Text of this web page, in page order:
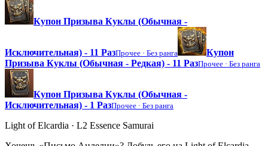
Купон Призыва Куклы (Обычная -
Исключительная) - 11 РазПрочее · Без ранга
Купон
Призыва Куклы (Обычная - Редкая) - 11 РазПрочее · Без ранга
Купон Призыва Куклы (Обычная -
Исключительная) - 1 РазПрочее · Без ранга
Light of Elcardia · L2 Essence Samurai